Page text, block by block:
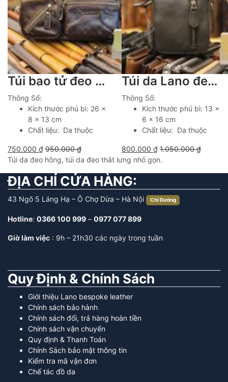
Túi bao tử đeo bụng Lano da bò thật chính hãng Contact TDB010
Thông Số:
Kích thước phủ bì: 26 x
8 x 13 cm
Chất liệu: Da thuộc
750.000 ₫ 950.000₫
Túi da Lano đeo chéo nam giá rẻ KT109
Thông Số:
Kích thước phủ bì: 13 x
6 x 16 cm
Chất liệu: Da thuộc
800.000 ₫ 1.050.000₫
Túi da đeo hông, túi da đeo thắt lưng nhỏ gọn.
ĐỊA CHỈ CỬA HÀNG:
43 Ngõ 5 Láng Hạ – Ô Chợ Dừa – Hà Nội Chỉ Đường
Hotline: 0366 100 999 – 0977 077 899
Giờ làm việc : 9h – 21h30 các ngày trong tuần
Quy Định & Chính Sách
Giới thiệu Lano bespoke leather
Chính sách bảo hành
Chính sách đổi, trả hàng hoàn tiền
Chính sách vận chuyển
Quy định & Thanh Toán
Chính Sách bảo mật thông tin
Kiểm tra mã vận đơn
Chế tác đồ da